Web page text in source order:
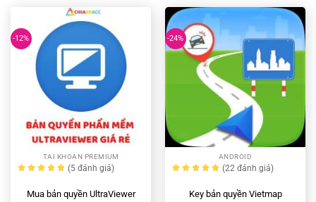
-12%
TAI KHOAN PREMIUM
(5 đánh giá)
Mua bản quyền UltraViewer
-24%
ANDROID
(22 đánh giá)
Key bản quyền Vietmap